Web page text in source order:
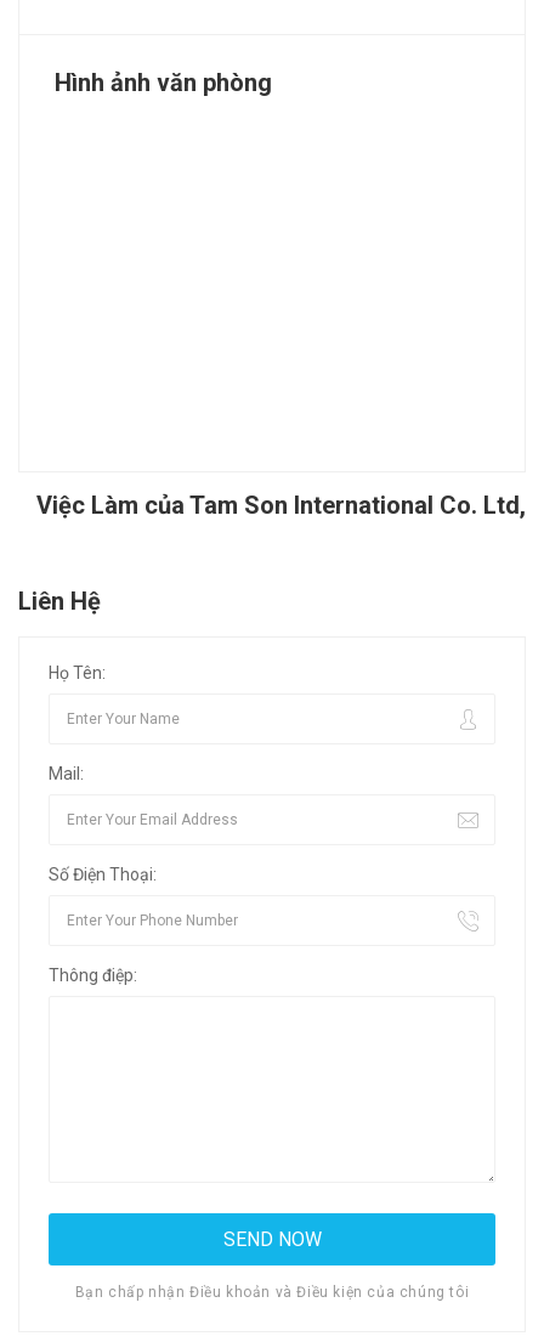
Hình ảnh văn phòng
Việc Làm của Tam Son International Co. Ltd,
Liên Hệ
Họ Tên:
Mail:
Số Điện Thoại:
Thông điệp:
Bạn chấp nhận Điều khoản và Điều kiện của chúng tôi